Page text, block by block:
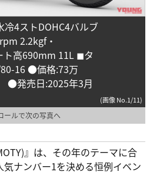
冷4ストDOHC4バルブ
2.2kgf・
高690mm 11L ◼︎タ
16 ●価格:73万
●発売日:2025年3月
(画像 No.1/11)
ールで次の写真へ
』は、その年のテーマに合
ナンバー1を決める恒例イベン